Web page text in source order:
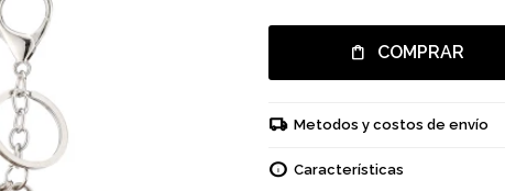
COMPRAR
Metodos y costos de envío
Características